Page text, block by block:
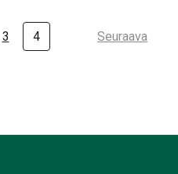
3 4 Seuraava